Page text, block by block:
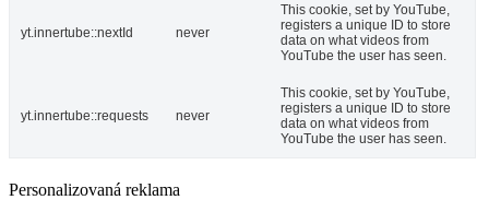
yt.innertube::nextId never
This cookie, set by YouTube,
registers a unique ID to store
data on what videos from
YouTube the user has seen.
yt.innertube::requests never
This cookie, set by YouTube,
registers a unique ID to store
data on what videos from
YouTube the user has seen.
Personalizovaná reklama